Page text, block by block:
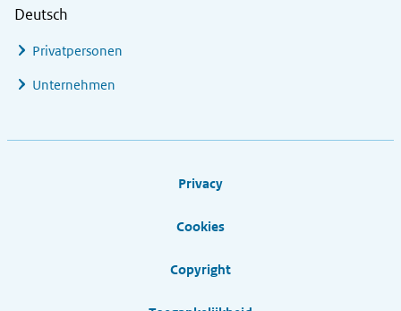
Deutsch
Privatpersonen
Unternehmen
Privacy
Cookies
Copyright